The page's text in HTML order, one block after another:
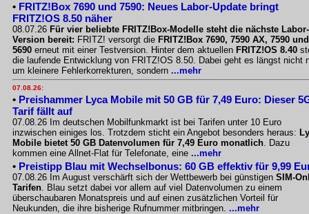
• FRITZ!Box 7690 und 7590: Neues Labor-Update bringt
FRITZ!OS 8.50 näher
08.07.26 Für vier beliebte FRITZ!Box-Modelle steht die nächste Labor-
Version bereit: FRITZ! versorgt die FRITZ!Box 7690, 7590 AX, 7590 und
5690 erneut mit einer Testversion. Hinter dem aktuellen FRITZ!OS 8.40
die laufende Entwicklung von FRITZ!OS 8.50. Dabei geht es längst nicht
um kleinere Fehlerkorrekturen, sondern ...mehr
07.08.26:
• Preishammer Lyca Mobile mit 50 GB für 7,49 Euro: Dieser
Tarif fällt auf
07.08.26 Im deutschen Mobilfunkmarkt ist bei Tarifen unter 10 Euro
inzwischen einiges los. Trotzdem sticht ein Angebot besonders heraus:
Mobile bietet 50 GB Datenvolumen für 7,49 Euro monatlich. Dazu
kommen eine Allnet-Flat für Telefonate, eine ...mehr
• Preistipp Blau mit Wechselbonus: 60 GB effektiv für 9,99
07.08.26 Im August verschärft sich der Wettbewerb bei günstigen SIM-
Tarifen. Blau setzt dabei vor allem auf viel Datenvolumen zu einem
überschaubaren Monatspreis und auf einen zusätzlichen Vorteil für
Neukunden, die ihre bisherige Rufnummer mitbringen. ...mehr